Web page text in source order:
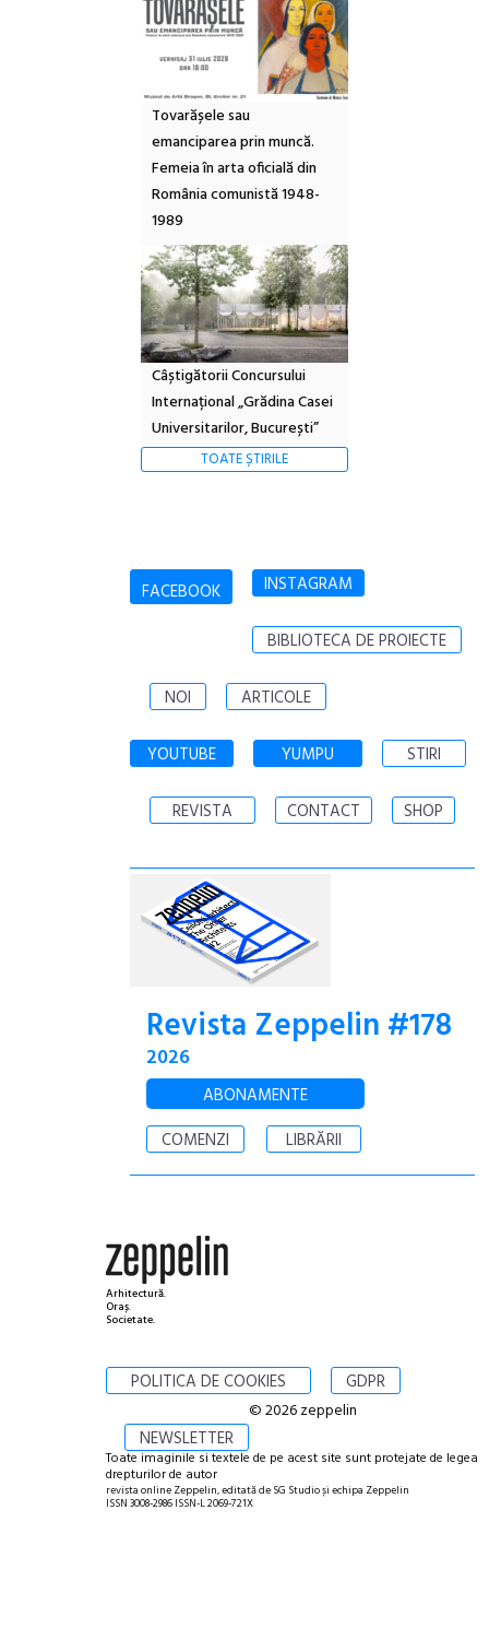
Tovarășele sau
emanciparea prin muncă.
Femeia în arta oficială din
România comunistă 1948-
1989
Câștigătorii Concursului
Internațional „Grădina Casei
Universitarilor, București”
TOATE ȘTIRILE
FACEBOOK INSTAGRAM
BIBLIOTECA DE PROIECTE
NOI ARTICOLE
YOUTUBE YUMPU STIRI
REVISTA CONTACT SHOP
Revista Zeppelin #178
2026
ABONAMENTE
COMENZI
LIBRĂRII
Arhitectură.
Oraș.
Societate.
POLITICA DE COOKIES GDPR
NEWSLETTER
© 2026 zeppelin
Toate imaginile si textele de pe acest site sunt protejate de legea
drepturilor de autor
revista online Zeppelin, editată de SG Studio și echipa Zeppelin
ISSN 3008-2986 ISSN-L 2069-721X